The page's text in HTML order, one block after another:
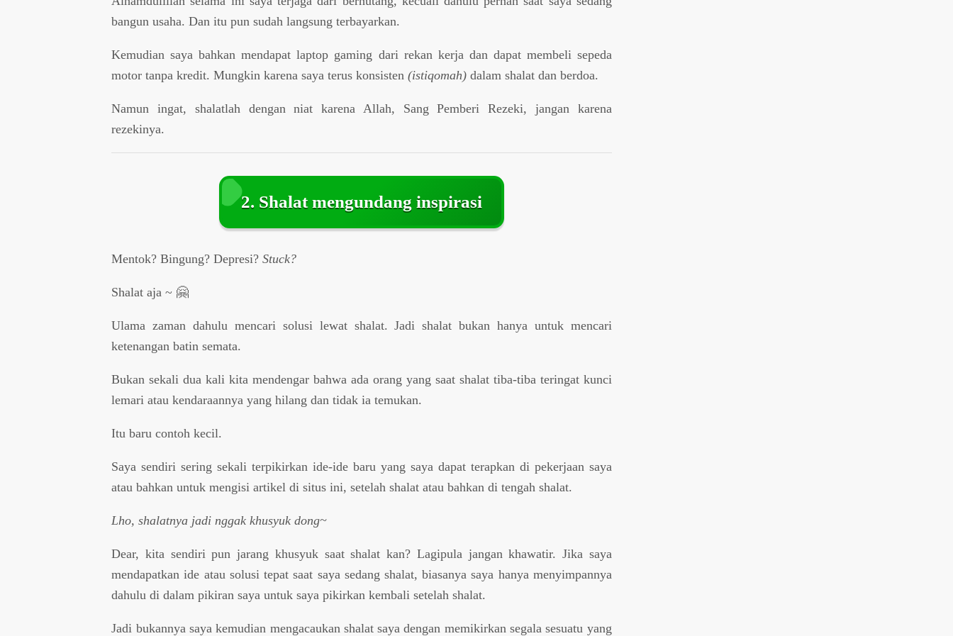
bangun usaha. Dan itu pun sudah langsung terbayarkan.
Kemudian saya bahkan mendapat laptop gaming dari rekan kerja dan dapat membeli sepeda
motor tanpa kredit. Mungkin karena saya terus konsisten(istiqomah) dalam shalat dan berdoa.
Namun ingat, shalatlah dengan niat karena Allah, Sang Pemberi Rezeki, jangan karena
rezekinya.
2. Shalat mengundang inspirasi
Mentok? Bingung? Depresi?Stuck?
Shalat aja ~ 🤗
Ulama zaman dahulu mencari solusi lewat shalat. Jadi shalat bukan hanya untuk mencari
ketenangan batin semata.
Bukan sekali dua kali kita mendengar bahwa ada orang yang saat shalat tiba-tiba teringat kunci
lemari atau kendaraannya yang hilang dan tidak ia temukan.
Itu baru contoh kecil.
Saya sendiri sering sekali terpikirkan ide-ide baru yang saya dapat terapkan di pekerjaan saya
atau bahkan untuk mengisi artikel di situs ini, setelah shalat atau bahkan di tengah shalat.
Lho, shalatnya jadi nggak khusyuk dong~
Dear, kita sendiri pun jarang khusyuk saat shalat kan? Lagipula jangan khawatir. Jika saya
mendapatkan ide atau solusi tepat saat saya sedang shalat, biasanya saya hanya menyimpannya
dahulu di dalam pikiran saya untuk saya pikirkan kembali setelah shalat.
Jadi bukannya saya kemudian mengacaukan shalat saya dengan memikirkan segala sesuatu yang